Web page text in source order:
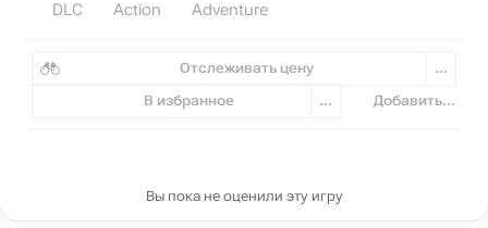
DLC Action Adventure
Отслеживать цену ...
В избранное ... Добавить...
Вы пока не оценили эту игру